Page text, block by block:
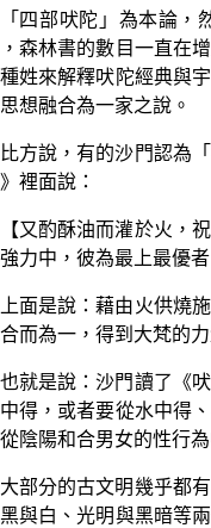
「四部吠陀」為本論
森林書的數目一直在
姓來解釋吠陀經典與
想融合為一家之說。
比方說，有的沙門認為
裡面說：
【又酌酥油而灌於火，
力中，彼為最上最優
上面是說：藉由火供燒
而為一，得到大梵的
也就是說：沙門讀了《
得，或者要從水中得
陰陽和合男女的性行為
大部分的古文明幾乎都
與白、光明與黑暗等